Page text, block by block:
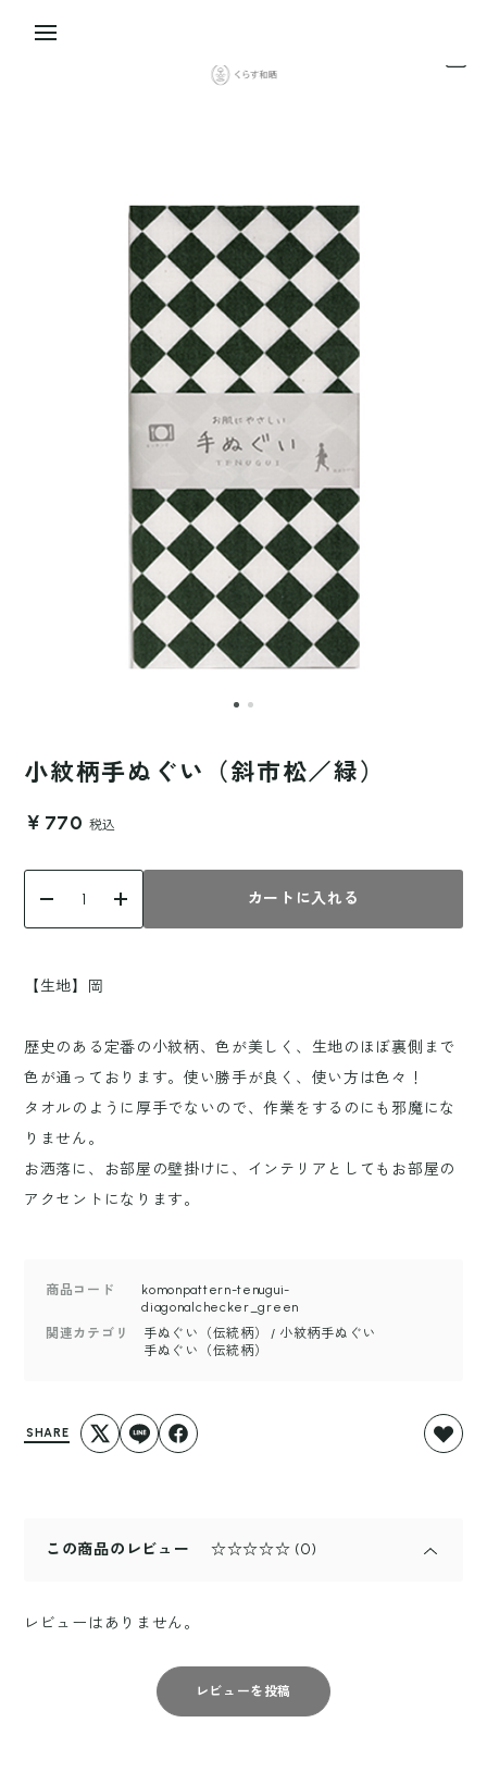
小紋柄手ぬぐい（斜市松／緑）
￥770 税込
カートに入れる
【生地】岡
歴史のある定番の小紋柄、色が美しく、生地のほぼ裏側まで
色が通っております。使い勝手が良く、使い方は色々！
タオルのように厚手でないので、作業をするのにも邪魔にな
りません。
お洒落に、お部屋の壁掛けに、インテリアとしてもお部屋の
アクセントになります。
商品コード
komonpattern-tenugui-
diagonalchecker_green
関連カテゴリ
手ぬぐい（伝統柄） / 小紋柄手ぬぐい
手ぬぐい（伝統柄）
SHARE
この商品のレビュー ☆☆☆☆☆ (0)
レビューはありません。
レビューを投稿